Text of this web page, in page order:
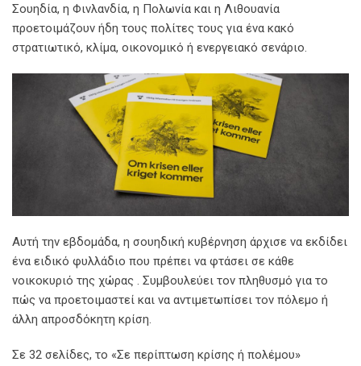
Σουηδία, η Φινλανδία, η Πολωνία και η Λιθουανία
προετοιμάζουν ήδη τους πολίτες τους για ένα κακό
στρατιωτικό, κλίμα, οικονομικό ή ενεργειακό σενάριο.
Αυτή την εβδομάδα, η σουηδική κυβέρνηση άρχισε να εκδίδει
ένα ειδικό φυλλάδιο που πρέπει να φτάσει σε κάθε
νοικοκυριό της χώρας . Συμβουλεύει τον πληθυσμό για το
πώς να προετοιμαστεί και να αντιμετωπίσει τον πόλεμο ή
άλλη απροσδόκητη κρίση.
Σε 32 σελίδες, το «Σε περίπτωση κρίσης ή πολέμου»